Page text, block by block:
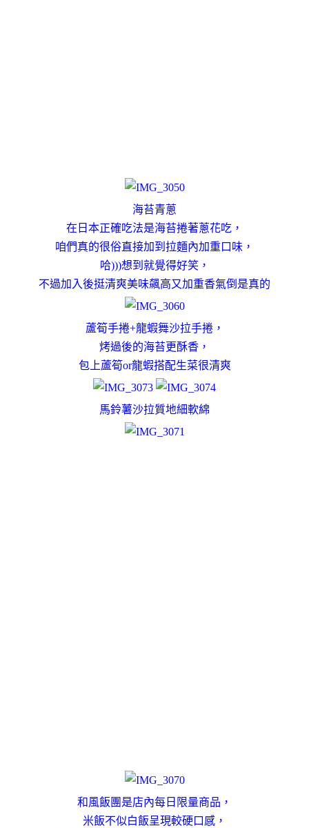
海苔青蔥
在日本正確吃法是海苔捲著蔥花吃，
咱們真的很俗直接加到拉麵內加重口味，
哈)))想到就覺得好笑，
不過加入後挺清爽美味飆高又加重香氣倒是真的
蘆筍手捲+龍蝦舞沙拉手捲，
烤過後的海苔更酥香，
包上蘆筍or龍蝦搭配生菜很清爽
馬鈴薯沙拉質地細軟綿
和風飯團是店內每日限量商品，
米飯不似白飯呈現較硬口感，